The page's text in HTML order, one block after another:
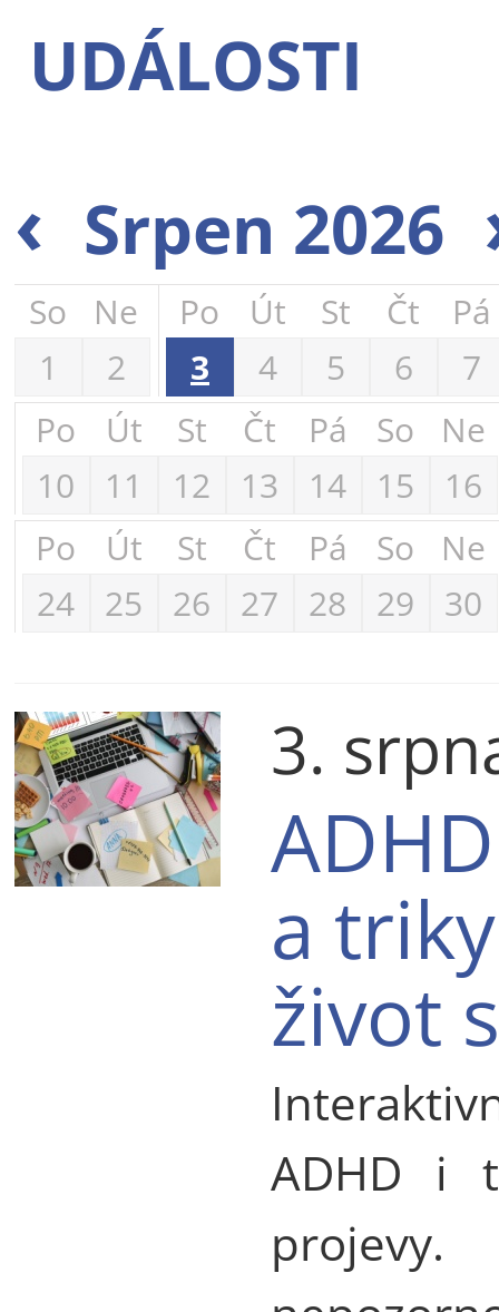
UDÁLOSTI
‹ Srpen 2026
So
Ne
1
2
Po Út St Čt
Pá
3
4 5 6
7
Po
Út St Čt Pá So
Ne
10
11 12 13 14 15
16
Po
Út St Čt Pá So
Ne
24
25 26 27 28 29 30
3.
a
život
ADHD i
projevy.